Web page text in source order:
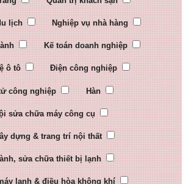
lịch Nghiệp vụ nhà hàng
Kế toán doanh nghiệp
ô tô Điện công nghiệp
công nghiệp Hàn
sửa chữa máy công cụ
dựng & trang trí nội thất
sửa chữa thiết bị lạnh
lạnh & điều hòa không khí